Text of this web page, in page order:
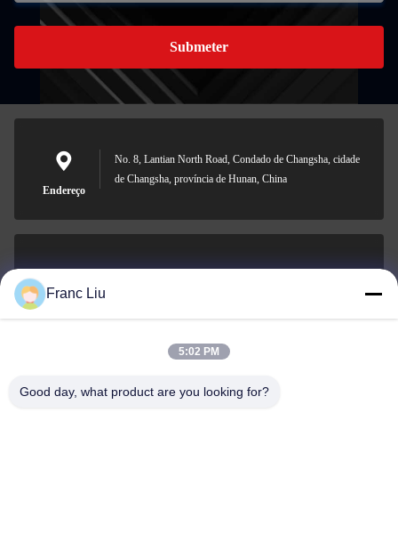
Submeter
Endereço
No. 8, Lantian North Road, Condado de Changsha, cidade
de Changsha, província de Hunan, China
0086-15367845621
Franc Liu
5:02 PM
Good day, what product are you looking for?